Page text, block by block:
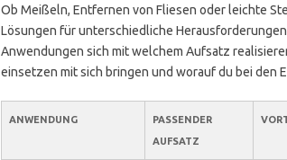
Ob Meißeln, Entfernen von Fliesen oder leichte
Lösungen für unterschiedliche
Anwendungen sich mit welchem Aufsatz
einsetzen mit sich bringen und worauf du bei den
ANWENDUNG
PASSENDER
AUFSATZ